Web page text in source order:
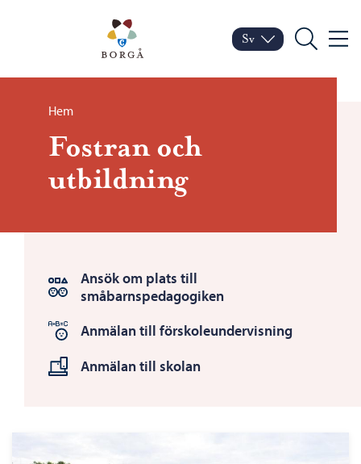
Porvoo – Gå till
Byt språk
Nuvarande språk:
Sv
Sök Meny
Bläddra:
Hem
Fostran och
utbildning
Ansök om plats till
småbarnspedagogiken
Anmälan till förskoleundervisning
Anmälan till skolan